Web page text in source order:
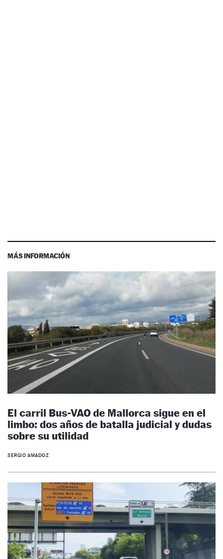
MÁS INFORMACIÓN
El carril Bus-VAO de Mallorca sigue en el
limbo: dos años de batalla judicial y dudas
sobre su utilidad
SERGIO AMADOZ